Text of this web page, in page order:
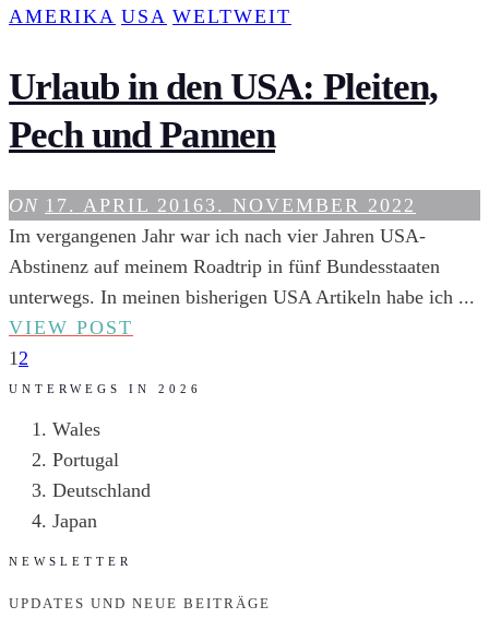
FLORIDA
AMERIKA USA WELTWEIT
Urlaub in den USA: Pleiten,
Pech und Pannen
ON 17. APRIL 20163. NOVEMBER 2022
Im vergangenen Jahr war ich nach vier Jahren USA-
Abstinenz auf meinem Roadtrip in fünf Bundesstaaten
unterwegs. In meinen bisherigen USA Artikeln habe ich ...
VIEW POST
DEN
PECH
12
UNTERWEGS IN 2026
Wales
Portugal
Deutschland
Japan
NEWSLETTER
UPDATES UND NEUE BEITRÄGE